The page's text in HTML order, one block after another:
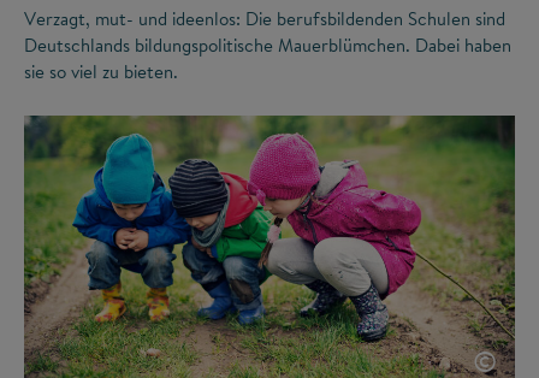
Verzagt, mut- und ideenlos: Die berufsbildenden Schulen sind
Deutschlands bildungspolitische Mauerblümchen. Dabei haben
sie so viel zu bieten.
©